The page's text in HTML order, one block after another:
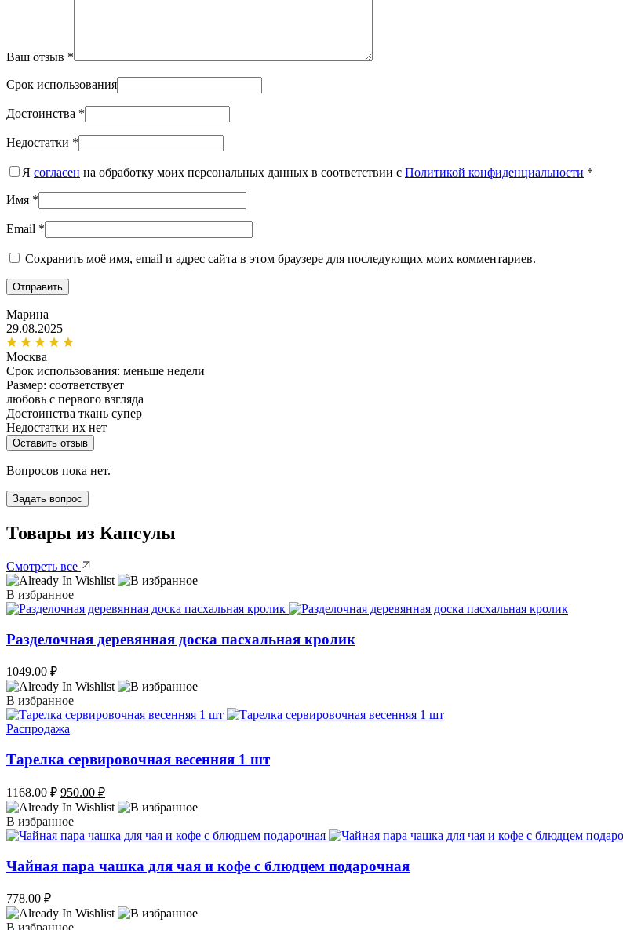
Ваш отзыв *
Срок использования
Достоинства *
Недостатки *
Я согласен на обработку моих персональных данных в соответствии с Политикой конфиденциальности *
Имя *
Email *
Сохранить моё имя, email и адрес сайта в этом браузере для последующих моих комментариев.
Марина
29.08.2025
Москва
Срок использования: меньше недели
Размер: соответствует
любовь с первого взгляда
Достоинства ткань супер
Недостатки их нет
Оставить отзыв
Вопросов пока нет.
Задать вопрос
Товары из Капсулы
Смотреть все
В избранное
Разделочная деревянная доска пасхальная кролик
1049.00 ₽
В избранное
Распродажа
Тарелка сервировочная весенняя 1 шт
1168.00₽ Первоначальная
цена
составляла
1168.00 ₽.
950.00 ₽Текущая
цена:
В избранное
Чайная пара чашка для чая и кофе с блюдцем подарочная
778.00 ₽